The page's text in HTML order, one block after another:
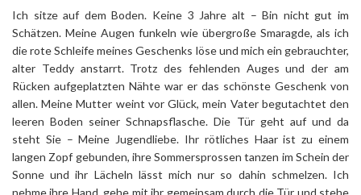
Ich sitze auf dem Boden. Keine 3 Jahre alt – Bin nicht gut im
Schätzen. Meine Augen funkeln wie übergroße Smaragde, als ich
die rote Schleife meines Geschenks löse und mich ein gebrauchter,
alter Teddy anstarrt. Trotz des fehlenden Auges und der am
Rücken aufgeplatzten Nähte war er das schönste Geschenk von
allen. Meine Mutter weint vor Glück, mein Vater begutachtet den
leeren Boden seiner Schnapsflasche. Die Tür geht auf und da
steht Sie – Meine Jugendliebe. Ihr rötliches Haar ist zu einem
langen Zopf gebunden, ihre Sommersprossen tanzen im Schein der
Sonne und ihr Lächeln lässt mich nur so dahin schmelzen. Ich
nehme ihre Hand, gehe mit ihr gemeinsam durch die Tür und stehe